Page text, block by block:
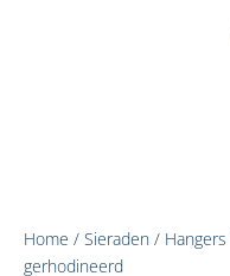
Home / Sieraden / Hangers
gerhodineerd